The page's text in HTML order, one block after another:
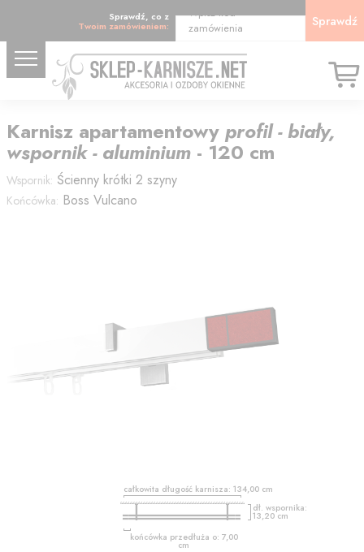
Sprawdź, co z
Twoim zamówieniem:
Wpisz kod
zamówienia
Sprawdź
Karnisz apartamentowy profil - biały,
wspornik - aluminium - 120 cm
Wspornik: Ścienny krótki 2 szyny
Końcówka: Boss Vulcano
całkowita długość karnisza: 134,00cm
dł. wspornika:
13,20cm
końcówka przedłuża o: 7,00
cm